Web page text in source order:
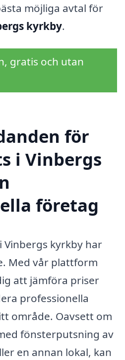
möjliga avtal för
kyrkby.
gratis och utan
för
i Vinbergs
företag
kyrkby har
Med vår plattform
att jämföra priser
professionella
område. Oavsett om
fönsterputsning av
en annan lokal, kan